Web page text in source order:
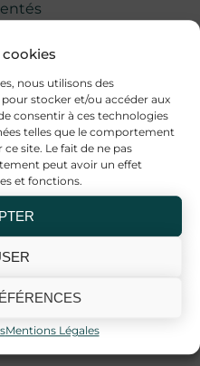
cookies
nous utilisons des
stocker et/ou accéder aux
consentir à ces technologies
telles que le comportement
site. Le fait de ne pas
peut avoir un effet
et fonctions.
Mentions Légales
réduire le nombre de
préférable de
inférieur.
et dosage
par voie
sous la langue
avant d’avaler
les besoins
une petite quantité